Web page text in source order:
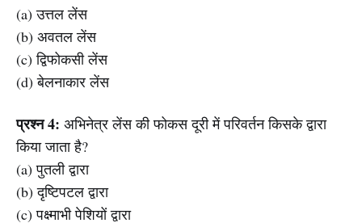
(a) उत्तल लेंस
(b) अवतल लेंस
(c) द्विफोकसी लेंस
(d) बेलनाकार लेंस
प्रश्न 4: अभिनेत्र लेंस की फोकस दूरी में परिवर्तन किसके द्वारा
किया जाता है?
(a) पुतली द्वारा
(b) दृष्टिपटल द्वारा
(c) पक्ष्माभी पेशियों द्वारा